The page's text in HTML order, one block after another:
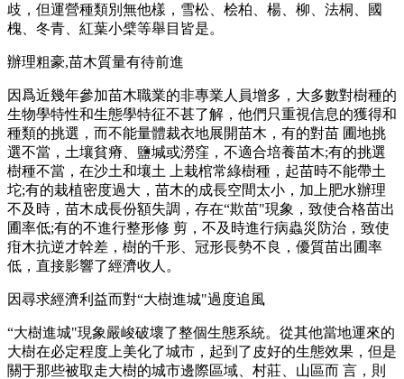
歧，但運營種類別無他樣，雪松、桧柏、楊、柳、法桐、國
槐、冬青、紅葉小檗等舉目皆是。
辦理粗豪,苗木質量有待前進
因爲近幾年參加苗木職業的非專業人員增多，大多數對樹種的
生物學特性和生態學特征不甚了解，他們只重視信息的獲得和
種類的挑選，而不能量體裁衣地展開苗木，有的對苗 圃地挑
選不當，土壤貧瘠、鹽堿或澇窪，不適合培養苗木;有的挑選
樹種不當，在沙土和壤土 上栽棺常綠樹種，起苗時不能帶土
坨;有的栽植密度過大，苗木的成長空間太小，加上肥水辦理
不及時，苗木成長份額失調，存在“欺苗"現象，致使合格苗出
圃率低;有的不進行整形修 剪，不及時進行病蟲災防治，致使
疳木抗逆才幹差，樹的千形、冠形長勢不良，優質苗出圃率
低，直接影響了經濟收人。
因尋求經濟利益而對“大樹進城"過度追風
“大樹進城"現象嚴峻破壞了整個生態系統。從其他當地運來的
大樹在必定程度上美化了城市，起到了皮好的生態效果，但是
關于那些被取走大樹的城市邊際區域、村莊、山區而 言，則